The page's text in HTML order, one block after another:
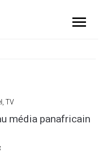
TV
média panafricain